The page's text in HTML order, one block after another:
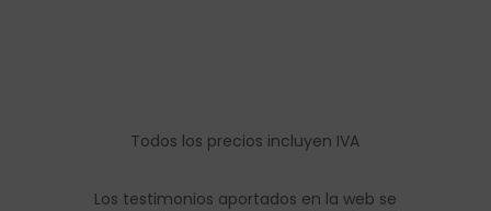
Todos los precios incluyen IVA
Los testimonios aportados en la web se